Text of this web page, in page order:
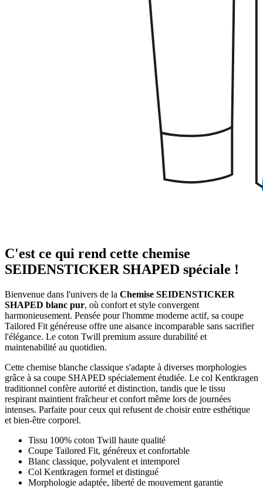
C'est ce qui rend cette chemise
SEIDENSTICKER SHAPED spéciale !
Bienvenue dans l'univers de la Chemise SEIDENSTICKER
SHAPED blanc pur, où confort et style convergent
harmonieusement. Pensée pour l'homme moderne actif, sa coupe
Tailored Fit généreuse offre une aisance incomparable sans sacrifier
l'élégance. Le coton Twill premium assure durabilité et
maintenabilité au quotidien.
Cette chemise blanche classique s'adapte à diverses morphologies
grâce à sa coupe SHAPED spécialement étudiée. Le col Kentkragen
traditionnel confère autorité et distinction, tandis que le tissu
respirant maintient fraîcheur et confort même lors de journées
intenses. Parfaite pour ceux qui refusent de choisir entre esthétique
et bien-être corporel.
Tissu 100% coton Twill haute qualité
Coupe Tailored Fit, généreux et confortable
Blanc classique, polyvalent et intemporel
Col Kentkragen formel et distingué
Morphologie adaptée, liberté de mouvement garantie